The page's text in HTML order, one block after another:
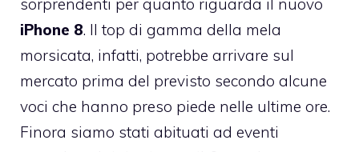
sorprendenti per quanto riguarda il nuovo
iPhone 8. Il top di gamma della mela
morsicata, infatti, potrebbe arrivare sul
mercato prima del previsto secondo alcune
voci che hanno preso piede nelle ultime ore.
Finora siamo stati abituati ad eventi